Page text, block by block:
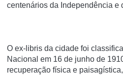
centenários da Independência e
O ex-libris da cidade foi
Nacional em 16 de junho de
recuperação física e